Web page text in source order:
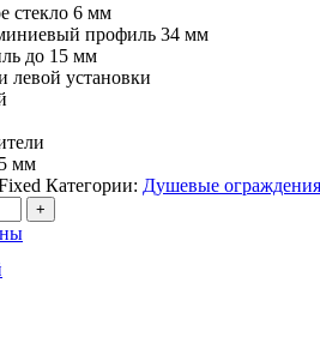
стекло 6 мм
профиль 34 мм
до 15 мм
левой установки
мм
Категории: Душевые
+